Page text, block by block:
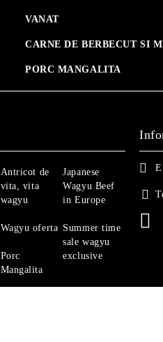
VANAT
CARNE DE BERBECUT SI
PORC MANGALITA
Antricot de
vita, vita
wagyu
Wagyu oferta
Porc
Mangalita
Japanese
Wagyu Beef
in Europe
Summer time
sale wagyu
exclusive